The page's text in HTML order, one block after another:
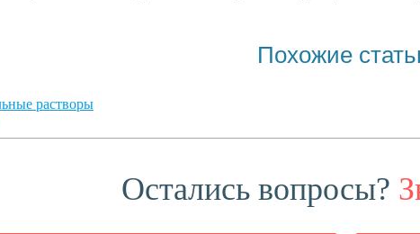
Похожие
растворы
Остались вопросы?